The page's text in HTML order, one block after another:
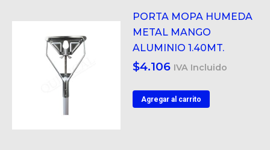
PORTA MOPA HUMEDA
METAL MANGO
ALUMINIO 1.40MT.
$4.106 IVA Incluido
Agregar al carrito